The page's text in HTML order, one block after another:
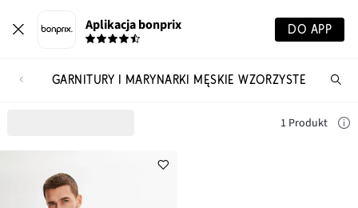
Aplikacja bonprix DO APP
GARNITURY I MARYNARKI MĘSKIE WZORZYSTE
1 Produkt